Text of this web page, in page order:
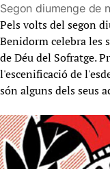
Segon diumenge de
Pels volts del segon
Benidorm celebra les
de Déu del Sofratge.
l'escenificació de
són alguns dels seus